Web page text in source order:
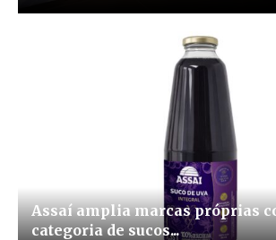
Assaí amplia marcas próprias
categoria de sucos...